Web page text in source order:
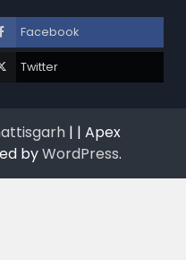
Facebook
Twitter
| | Apex
byWordPress.